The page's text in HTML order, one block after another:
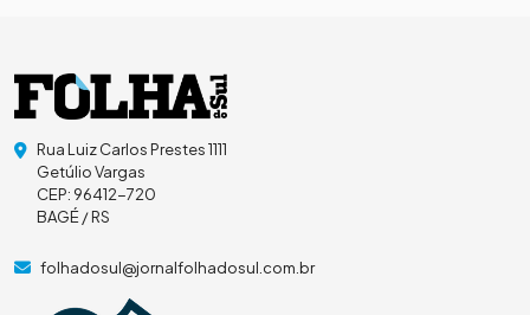
Rua Luiz Carlos Prestes 1111
Getúlio Vargas
CEP: 96412-720
BAGÉ / RS
folhadosul@jornalfolhadosul.com.br